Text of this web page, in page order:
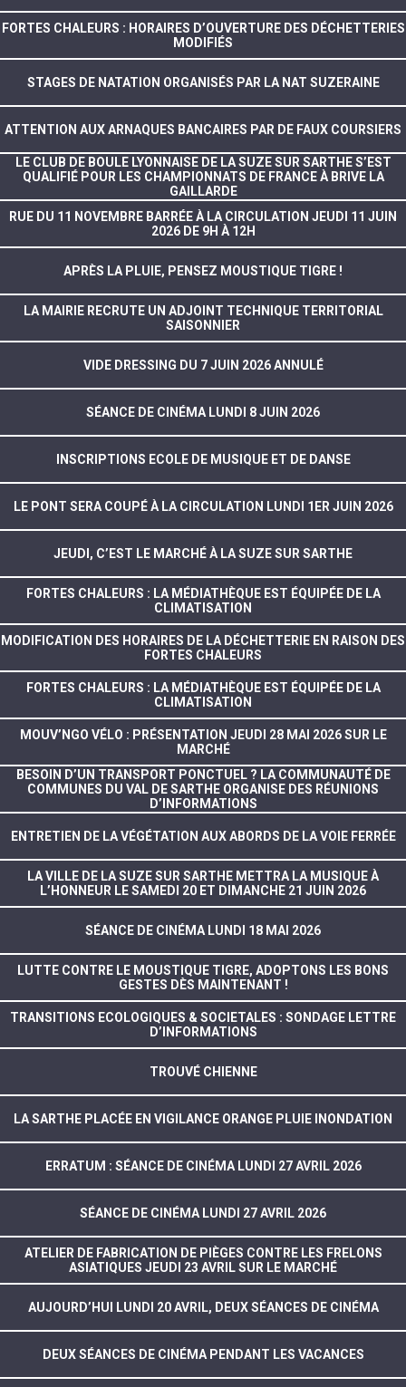
FORTES CHALEURS : HORAIRES D’OUVERTURE DES DÉCHETTERIES
MODIFIÉS
STAGES DE NATATION ORGANISÉS PAR LA NAT SUZERAINE
ATTENTION AUX ARNAQUES BANCAIRES PAR DE FAUX COURSIERS
LE CLUB DE BOULE LYONNAISE DE LA SUZE SUR SARTHE S’EST
QUALIFIÉ POUR LES CHAMPIONNATS DE FRANCE À BRIVE LA
GAILLARDE
RUE DU 11 NOVEMBRE BARRÉE À LA CIRCULATION JEUDI 11 JUIN
2026 DE 9H À 12H
APRÈS LA PLUIE, PENSEZ MOUSTIQUE TIGRE !
LA MAIRIE RECRUTE UN ADJOINT TECHNIQUE TERRITORIAL
SAISONNIER
VIDE DRESSING DU 7 JUIN 2026 ANNULÉ
SÉANCE DE CINÉMA LUNDI 8 JUIN 2026
INSCRIPTIONS ECOLE DE MUSIQUE ET DE DANSE
LE PONT SERA COUPÉ À LA CIRCULATION LUNDI 1ER JUIN 2026
JEUDI, C’EST LE MARCHÉ À LA SUZE SUR SARTHE
FORTES CHALEURS : LA MÉDIATHÈQUE EST ÉQUIPÉE DE LA
CLIMATISATION
MODIFICATION DES HORAIRES DE LA DÉCHETTERIE EN RAISON DES
FORTES CHALEURS
FORTES CHALEURS : LA MÉDIATHÈQUE EST ÉQUIPÉE DE LA
CLIMATISATION
MOUV’NGO VÉLO : PRÉSENTATION JEUDI 28 MAI 2026 SUR LE
MARCHÉ
BESOIN D’UN TRANSPORT PONCTUEL ? LA COMMUNAUTÉ DE
COMMUNES DU VAL DE SARTHE ORGANISE DES RÉUNIONS
D’INFORMATIONS
ENTRETIEN DE LA VÉGÉTATION AUX ABORDS DE LA VOIE FERRÉE
LA VILLE DE LA SUZE SUR SARTHE METTRA LA MUSIQUE À
L’HONNEUR LE SAMEDI 20 ET DIMANCHE 21 JUIN 2026
SÉANCE DE CINÉMA LUNDI 18 MAI 2026
LUTTE CONTRE LE MOUSTIQUE TIGRE, ADOPTONS LES BONS
GESTES DÈS MAINTENANT !
TRANSITIONS ECOLOGIQUES & SOCIETALES : SONDAGE LETTRE
D’INFORMATIONS
TROUVÉ CHIENNE
LA SARTHE PLACÉE EN VIGILANCE ORANGE PLUIE INONDATION
ERRATUM : SÉANCE DE CINÉMA LUNDI 27 AVRIL 2026
SÉANCE DE CINÉMA LUNDI 27 AVRIL 2026
ATELIER DE FABRICATION DE PIÈGES CONTRE LES FRELONS
ASIATIQUES JEUDI 23 AVRIL SUR LE MARCHÉ
AUJOURD’HUI LUNDI 20 AVRIL, DEUX SÉANCES DE CINÉMA
DEUX SÉANCES DE CINÉMA PENDANT LES VACANCES